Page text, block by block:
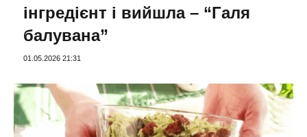
інгредієнт і вийшла – “Галя
балувана”
01.05.2026 21:31